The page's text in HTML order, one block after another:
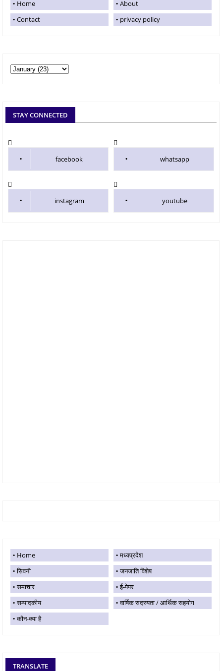
Home
About
Contact
privacy policy
STAY CONNECTED
facebook whatsapp
instagram youtube
Home
मध्यप्रदेश
सिवनी
जनजाति विशेष
समाचार
ई-पेपर
सम्पादकीय
वार्षिक सदस्यता / आर्थिक सहयोग
कौन-क्या है
TRANSLATE